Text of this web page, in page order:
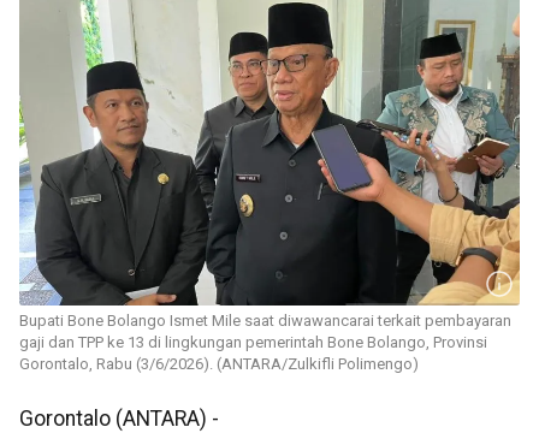
Bupati Bone Bolango Ismet Mile saat diwawancarai terkait pembayaran
gaji dan TPP ke 13 di lingkungan pemerintah Bone Bolango, Provinsi
Gorontalo, Rabu (3/6/2026). (ANTARA/Zulkifli Polimengo)
Gorontalo (ANTARA) -